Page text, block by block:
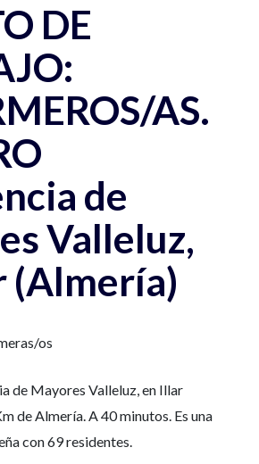
DE
AS.
de
Valleluz,
(Almería)
os
de Mayores Valleluz, en Illar
de Almería. A 40 minutos. Es una
con 69 residentes.